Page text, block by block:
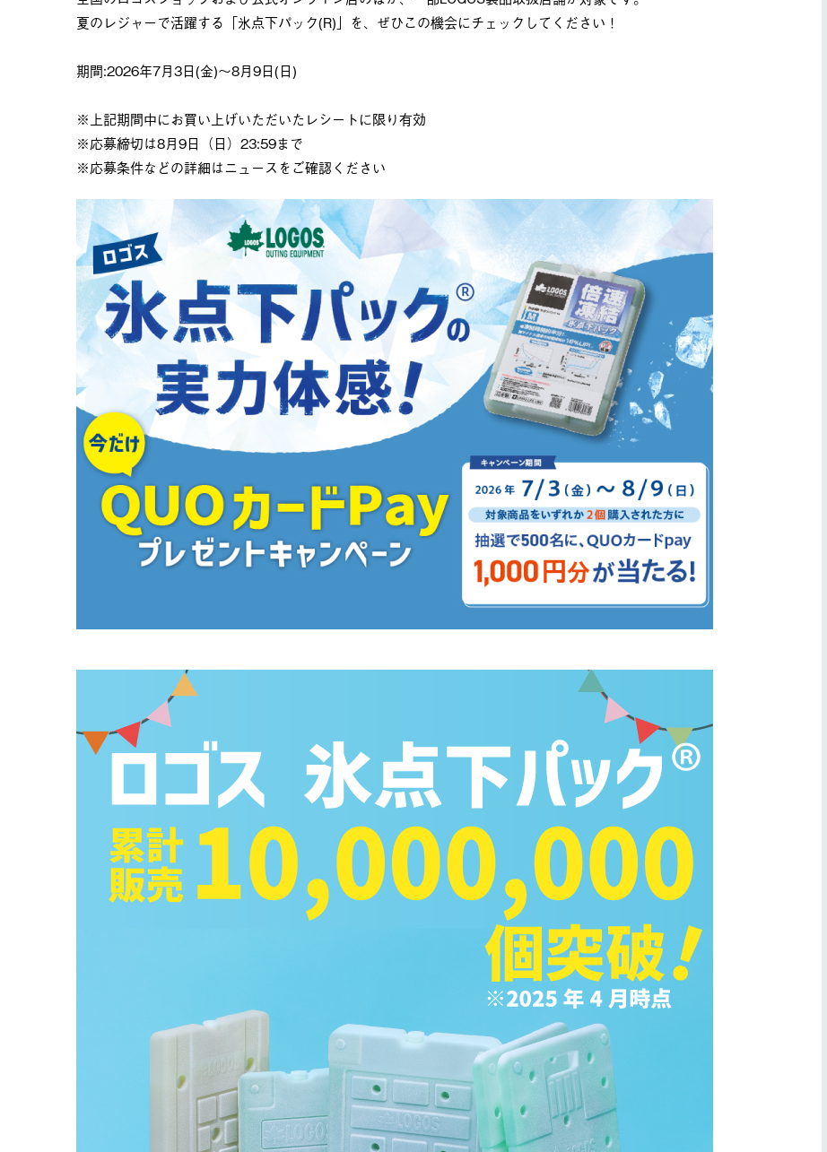
夏のレジャーで活躍する「氷点下パック(R)」を、ぜひこの機会にチェックしてください！
期間:2026年7月3日(金)〜8月9日(日)
※上記期間中にお買い上げいただいたレシートに限り有効
※応募締切は8月9日（日）23:59まで
※応募条件などの詳細はニュースをご確認ください